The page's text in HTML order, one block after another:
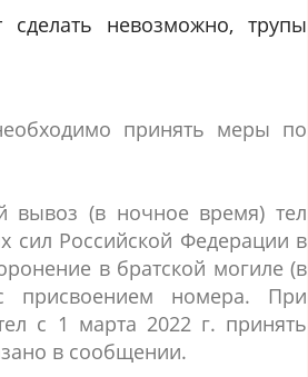
сделать невозможно, трупы
принять меры по
вывоз (в ночное время) тел
сил Российской Федерации в
в братской могиле (в
присвоением номера. При
с 1 марта 2022 г. принять
в сообщении.